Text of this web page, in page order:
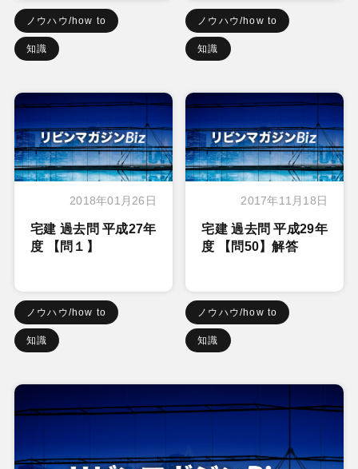
ノウハウ/how to
知識
ノウハウ/how to
知識
2018年01月26日
宅建 過去問 平成27年
度 【問１】
ノウハウ/how to
知識
2017年11月18日
宅建 過去問 平成29年
度 【問50】解答
ノウハウ/how to
知識